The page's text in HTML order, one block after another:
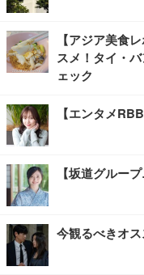
【アジア美食
スメ！タイ・
ェック
【エンタメ
【坂道グルー
今観るべきオス